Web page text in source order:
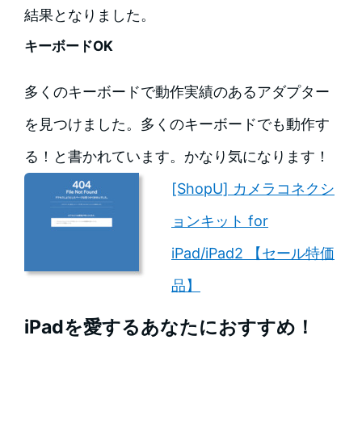
結果となりました。
キーボードOK
多くのキーボードで動作実績のあるアダプター
を見つけました。多くのキーボードでも動作す
る！と書かれています。かなり気になります！
[ShopU] カメラコネクシ
ョンキット for
iPad/iPad2 【セール特価
品】
iPadを愛するあなたにおすすめ！